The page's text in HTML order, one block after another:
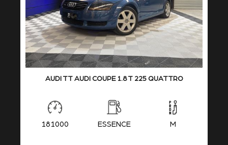
AUDI TT AUDI COUPE 1.8 T 225 QUATTRO
181000 ESSENCE M